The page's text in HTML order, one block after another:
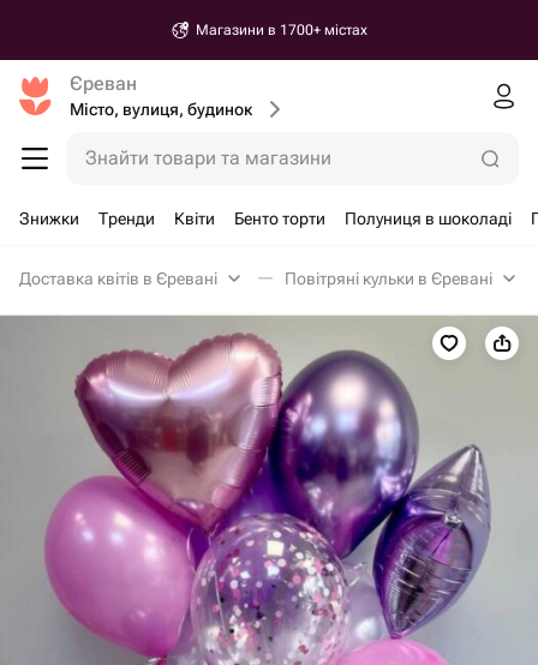
Магазини в 1700+ містах
Єреван
Місто, вулиця, будинок
Знайти товари та магазини
Знижки Тренди Квіти Бенто торти Полуниця в шоколаді
Доставка квітів в Єревані Повітряні кульки в Єревані